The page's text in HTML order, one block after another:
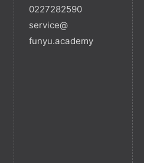
0227282590
service@
funyu.academy